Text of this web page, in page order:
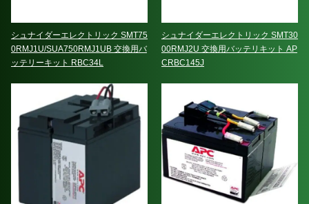
シュナイダーエレクトリック SMT75
0RMJ1U/SUA750RMJ1UB 交換用バ
ッテリーキット RBC34L
シュナイダーエレクトリック SMT30
00RMJ2U 交換用バッテリキット AP
CRBC145J